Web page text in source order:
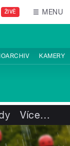
ŽIVĚ MENU
KAMERY
Více…